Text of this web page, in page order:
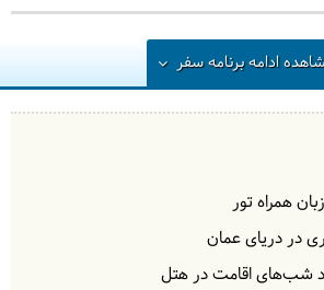
March 20, 2026 |
کوهستانی جبل اخضر (وادی غول) حرکت
از کوهستان‌های منحصر به فرد منطقه دیدن
پلکانی را خواهیم دید و با سیستم
آشنا خواهیم شد که ثبت یونسکو هستند.
برمی‌گردیم. از قلعه نیزوا دیدن می‌کنیم
بازار نیزوا خواهیم زد.
ادامهبرنامه سفر
همراه تور
در دریای عمان
شب‌های اقامت در هتل